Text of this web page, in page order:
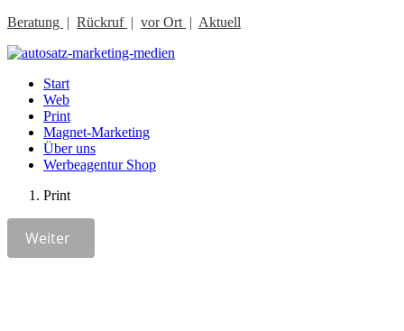
Beratung | Rückruf | vor Ort | Aktuell
Start
Web
Print
Magnet-Marketing
Über uns
Werbeagentur Shop
Print
Weiter